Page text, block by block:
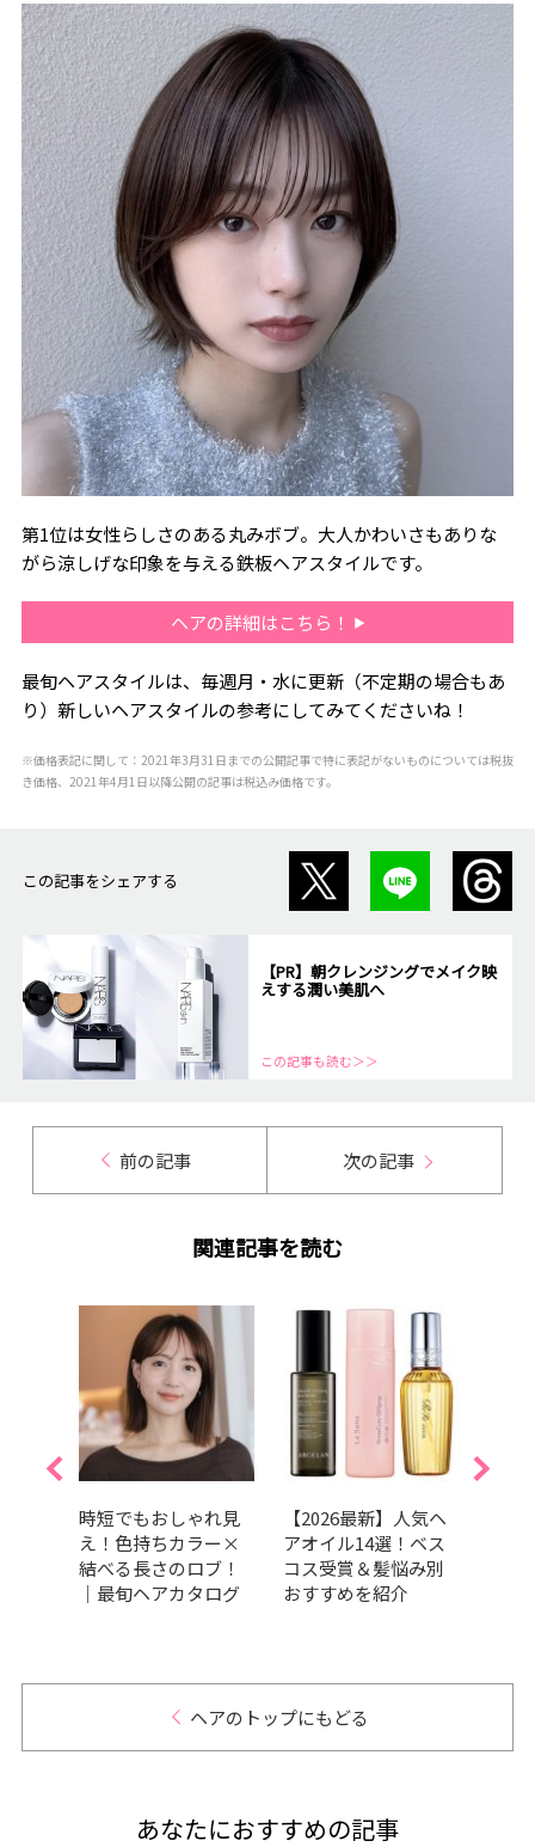
第1位は女性らしさのある丸みボブ。大人かわいさもありな
がら涼しげな印象を与える鉄板ヘアスタイルです。
ヘアの詳細はこちら！
最旬ヘアスタイルは、毎週月・水に更新（不定期の場合もあ
り）新しいヘアスタイルの参考にしてみてくださいね！
※価格表記に関して：2021年3月31日までの公開記事で特に表記がないものについては税抜
き価格、2021年4月1日以降公開の記事は税込み価格です。
この記事をシェアする
【PR】朝クレンジングでメイク映
えする潤い美肌へ
この記事も読む＞＞
前の記事 次の記事
関連記事を読む
時短でもおしゃれ見
え！色持ちカラー×
結べる長さのロブ！
｜最旬ヘアカタログ
【2026最新】人気ヘ
アオイル14選！ベス
コス受賞＆髪悩み別
おすすめを紹介
ヘアのトップにもどる
あなたにおすすめの記事